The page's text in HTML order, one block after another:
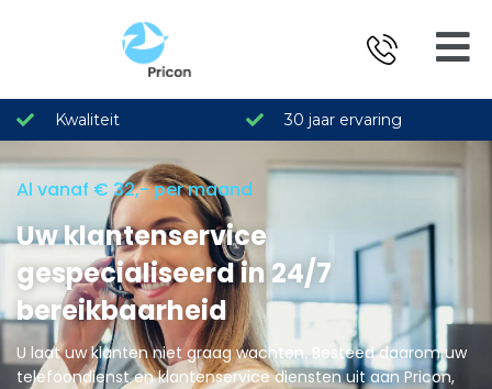
Kwaliteit 30 jaar ervaring
Al vanaf € 32,- per maand
Uw klantenservice
gespecialiseerd in 24/7
bereikbaarheid
U laat uw klanten niet graag wachten. Besteed daarom uw
telefoondienst en klantenservice diensten uit aan Pricon,